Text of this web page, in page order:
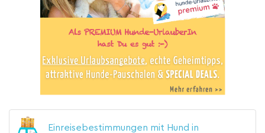
Einreisebestimmungen mit Hund in